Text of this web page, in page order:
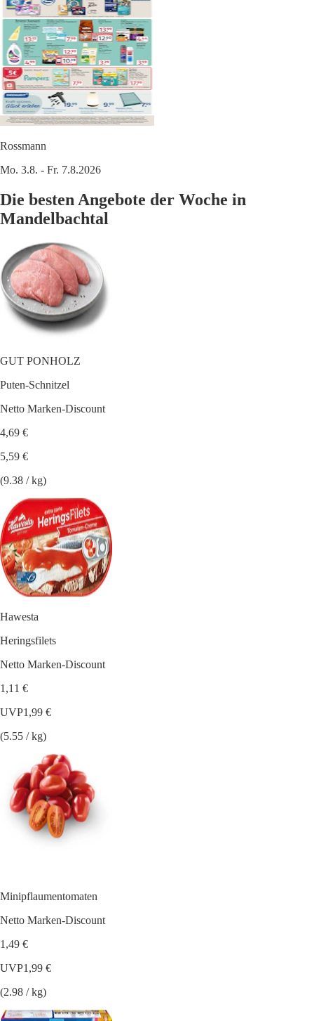
Rossmann
Mo. 3.8. - Fr. 7.8.2026
Die besten Angebote der Woche in
Mandelbachtal
GUT PONHOLZ
Puten-Schnitzel
Netto Marken-Discount
4,69 €
5,59 €
(9.38 / kg)
Hawesta
Heringsfilets
Netto Marken-Discount
1,11 €
UVP1,99 €
(5.55 / kg)
Minipflaumentomaten
Netto Marken-Discount
1,49 €
UVP1,99 €
(2.98 / kg)